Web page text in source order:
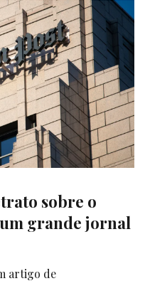
sobre o
grande jornal
artigo de